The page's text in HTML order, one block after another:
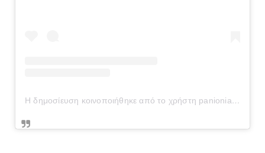
Η δημοσίευση κοινοποιήθηκε από το χρήστη panionianea.gr (@panionianea.gr)